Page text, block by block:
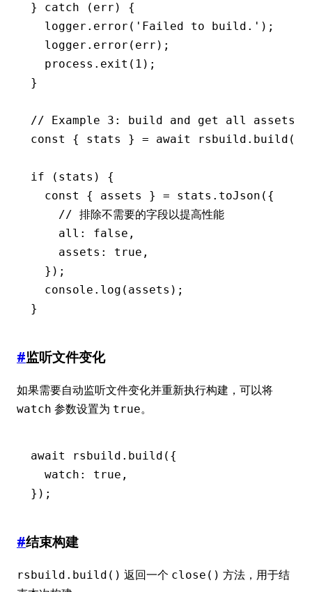
} catch (err) {
  logger
.error ( 'Failed to build.' );
  logger
.error (err);
  process
.exit ( 1 );
}
// Example 3: build and get all assets
const
{ stats } = await rsbuild .build ();
if (stats) {
  const
{ assets } = stats .toJson ({
    // 排除不需要的字段以提高性能
    all
: false ,
    assets
: true ,
  });
  console
.log (assets);
}
#监听文件变化
如果需要自动监听文件变化并重新执行构建，可以将
watch 参数设置为 true。
await rsbuild .build ({
  watch
: true ,
});
#结束构建
rsbuild.build() 返回一个 close() 方法，用于结